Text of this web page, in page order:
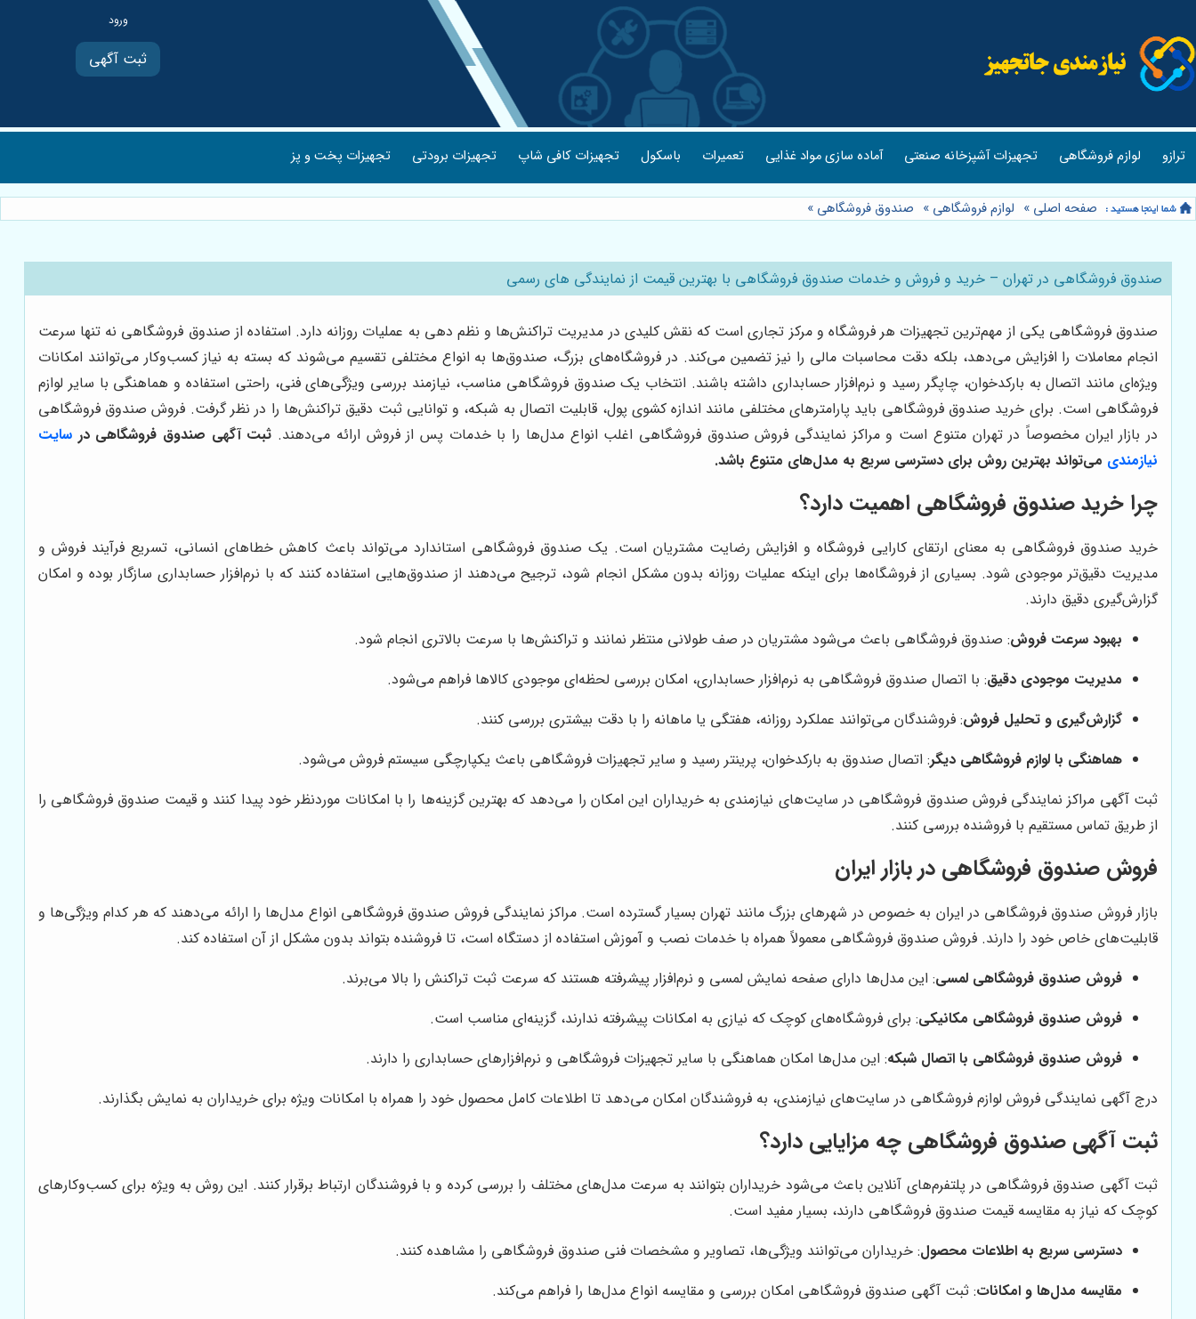
ثبت آگهی
ترازو لوازم فروشگاهی تجهیزات آشپزخانه صنعتی آماده سازی مواد غذایی تعمیرات باسکول تجهیزات کافی شاپ تجهیزات برودتی تجهیزات پخت و پز
صفحه اصلی » لوازم فروشگاهی » صندوق فروشگاهی »
صندوق فروشگاهی در تهران – خرید و فروش و خدمات صندوق فروشگاهی با بهترین قیمت از نمایندگی های رسمی
صندوق فروشگاهی یکی از مهم‌ترین تجهیزات هر فروشگاه و مرکز تجاری است که نقش کلیدی در مدیریت تراکنش‌ها و نظم دهی به عملیات روزانه دارد. استفاده از صندوق فروشگاهی نه تنها سرعت
انجام معاملات را افزایش می‌دهد، بلکه دقت محاسبات مالی را نیز تضمین می‌کند. در فروشگاه‌های بزرگ، صندوق‌ها به انواع مختلفی تقسیم می‌شوند که بسته به نیاز کسب‌وکار می‌توانند امکانات
ویژه‌ای مانند اتصال به بارکدخوان، چاپگر رسید و نرم‌افزار حسابداری داشته باشند. انتخاب یک صندوق فروشگاهی مناسب، نیازمند بررسی ویژگی‌های فنی، راحتی استفاده و هماهنگی با سایر لوازم
فروشگاهی است. برای خرید صندوق فروشگاهی باید پارامترهای مختلفی مانند اندازه کشوی پول، قابلیت اتصال به شبکه، و توانایی ثبت دقیق تراکنش‌ها را در نظر گرفت. فروش صندوق فروشگاهی
در بازار ایران مخصوصاً در تهران متنوع است و مراکز نمایندگی فروش صندوق فروشگاهی اغلب انواع مدل‌ها را با خدمات پس از فروش ارائه می‌دهند. ثبت آگهی صندوق فروشگاهی درسایت
نیازمندی می‌تواند بهترین روش برای دسترسی سریع به مدل‌های متنوع باشد.
چرا خرید صندوق فروشگاهی اهمیت دارد؟
خرید صندوق فروشگاهی به معنای ارتقای کارایی فروشگاه و افزایش رضایت مشتریان است. یک صندوق فروشگاهی استاندارد می‌تواند باعث کاهش خطاهای انسانی، تسریع فرآیند فروش و
مدیریت دقیق‌تر موجودی شود. بسیاری از فروشگاه‌ها برای اینکه عملیات روزانه بدون مشکل انجام شود، ترجیح می‌دهند از صندوق‌هایی استفاده کنند که با نرم‌افزار حسابداری سازگار بوده و امکان
گزارش‌گیری دقیق دارند.
بهبود سرعت فروش: صندوق فروشگاهی باعث می‌شود مشتریان در صف طولانی منتظر نمانند و تراکنش‌ها با سرعت بالاتری انجام شود.
مدیریت موجودی دقیق: با اتصال صندوق فروشگاهی به نرم‌افزار حسابداری، امکان بررسی لحظه‌ای موجودی کالاها فراهم می‌شود.
گزارش‌گیری و تحلیل فروش: فروشندگان می‌توانند عملکرد روزانه، هفتگی یا ماهانه را با دقت بیشتری بررسی کنند.
هماهنگی با لوازم فروشگاهی دیگر: اتصال صندوق به بارکدخوان، پرینتر رسید و سایر تجهیزات فروشگاهی باعث یکپارچگی سیستم فروش می‌شود.
ثبت آگهی مراکز نمایندگی فروش صندوق فروشگاهی در سایت‌های نیازمندی به خریداران این امکان را می‌دهد که بهترین گزینه‌ها را با امکانات موردنظر خود پیدا کنند و قیمت صندوق فروشگاهی را
از طریق تماس مستقیم با فروشنده بررسی کنند.
فروش صندوق فروشگاهی در بازار ایران
بازار فروش صندوق فروشگاهی در ایران به خصوص در شهرهای بزرگ مانند تهران بسیار گسترده است. مراکز نمایندگی فروش صندوق فروشگاهی انواع مدل‌ها را ارائه می‌دهند که هر کدام ویژگی‌ها و
قابلیت‌های خاص خود را دارند. فروش صندوق فروشگاهی معمولاً همراه با خدمات نصب و آموزش استفاده از دستگاه است، تا فروشنده بتواند بدون مشکل از آن استفاده کند.
فروش صندوق فروشگاهی لمسی: این مدل‌ها دارای صفحه نمایش لمسی و نرم‌افزار پیشرفته هستند که سرعت ثبت تراکنش را بالا می‌برند.
فروش صندوق فروشگاهی مکانیکی: برای فروشگاه‌های کوچک که نیازی به امکانات پیشرفته ندارند، گزینه‌ای مناسب است.
فروش صندوق فروشگاهی با اتصال شبکه: این مدل‌ها امکان هماهنگی با سایر تجهیزات فروشگاهی و نرم‌افزارهای حسابداری را دارند.
درج آگهی نمایندگی فروش لوازم فروشگاهی در سایت‌های نیازمندی، به فروشندگان امکان می‌دهد تا اطلاعات کامل محصول خود را همراه با امکانات ویژه برای خریداران به نمایش بگذارند.
ثبت آگهی صندوق فروشگاهی چه مزایایی دارد؟
ثبت آگهی صندوق فروشگاهی در پلتفرم‌های آنلاین باعث می‌شود خریداران بتوانند به سرعت مدل‌های مختلف را بررسی کرده و با فروشندگان ارتباط برقرار کنند. این روش به ویژه برای کسب‌وکارهای
کوچک که نیاز به مقایسه قیمت صندوق فروشگاهی دارند، بسیار مفید است.
دسترسی سریع به اطلاعات محصول: خریداران می‌توانند ویژگی‌ها، تصاویر و مشخصات فنی صندوق فروشگاهی را مشاهده کنند.
مقایسه مدل‌ها و امکانات: ثبت آگهی صندوق فروشگاهی امکان بررسی و مقایسه انواع مدل‌ها را فراهم می‌کند.